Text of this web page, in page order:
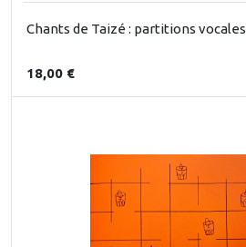
Chants de Taizé : partitions vocales
18,00 €